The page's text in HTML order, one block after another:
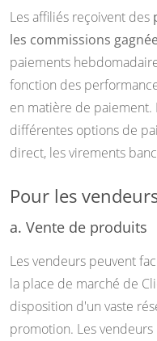
Les affiliés reçoivent des
les commissions
paiements
fonction des
en matière de paiement.
différentes options de
direct, les virements
Pour les
a. Vente de produits
Les vendeurs peuvent
la place de marché de
disposition d'un vaste
promotion. Les